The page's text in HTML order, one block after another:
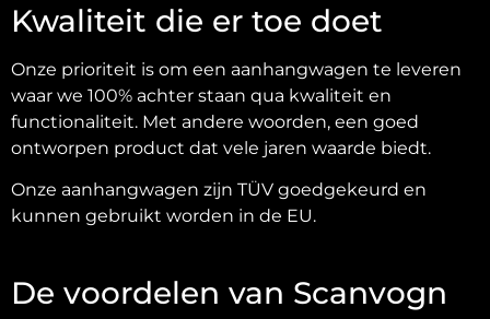
Kwaliteit die er toe doet
Onze prioriteit is om een aanhangwagen te leveren
waar we 100% achter staan qua kwaliteit en
functionaliteit. Met andere woorden, een goed
ontworpen product dat vele jaren waarde biedt.
Onze aanhangwagen zijn TÜV goedgekeurd en
kunnen gebruikt worden in de EU.
De voordelen van Scanvogn